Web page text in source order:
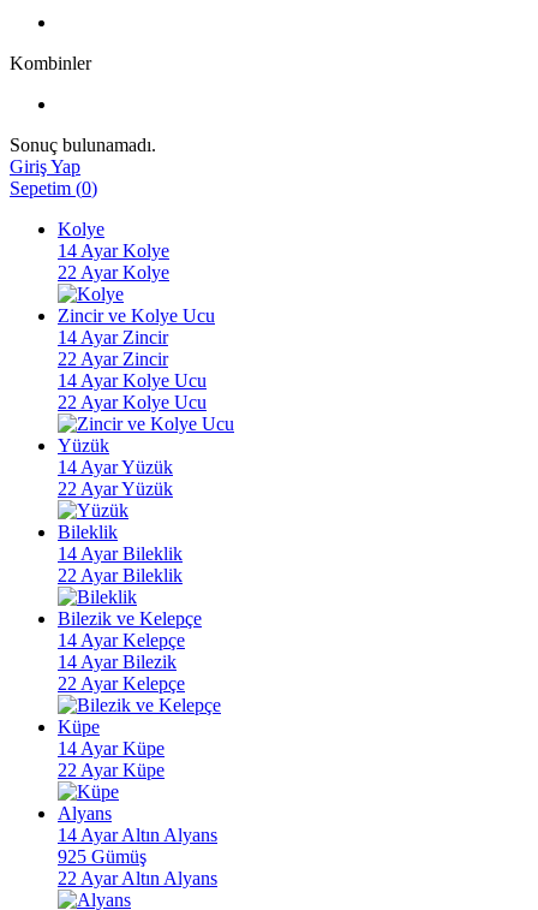
Kombinler
Sonuç bulunamadı.
Giriş Yap
Sepetim (0)
Kolye
14 Ayar Kolye
22 Ayar Kolye
Zincir ve Kolye Ucu
14 Ayar Zincir
22 Ayar Zincir
14 Ayar Kolye Ucu
22 Ayar Kolye Ucu
Yüzük
14 Ayar Yüzük
22 Ayar Yüzük
Bileklik
14 Ayar Bileklik
22 Ayar Bileklik
Bilezik ve Kelepçe
14 Ayar Kelepçe
14 Ayar Bilezik
22 Ayar Kelepçe
Küpe
14 Ayar Küpe
22 Ayar Küpe
Alyans
14 Ayar Altın Alyans
925 Gümüş
22 Ayar Altın Alyans